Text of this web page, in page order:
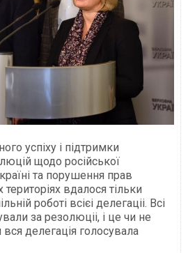
успіху і підтримки
щодо російської
та порушення прав
вдалося тільки
роботі всієі делегаціі. Всі
за резолюціі, і це чи не
делегація голосувала